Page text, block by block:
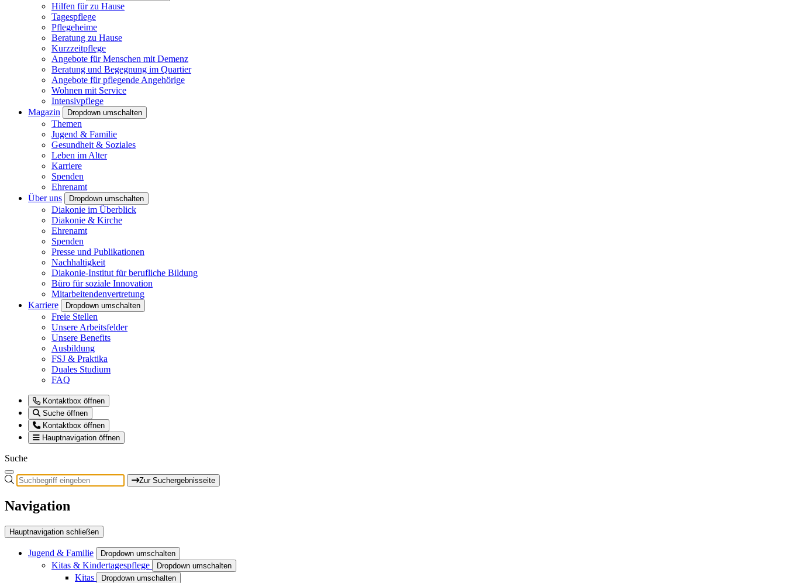
Hilfen für zu Hause
Tagespflege
Pflegeheime
Beratung zu Hause
Kurzzeitpflege
Angebote für Menschen mit Demenz
Beratung und Begegnung im Quartier
Angebote für pflegende Angehörige
Wohnen mit Service
Intensivpflege
Magazin
Dropdown umschalten
Themen
Jugend & Familie
Gesundheit & Soziales
Leben im Alter
Karriere
Spenden
Ehrenamt
Über uns
Dropdown umschalten
Diakonie im Überblick
Diakonie & Kirche
Ehrenamt
Spenden
Presse und Publikationen
Nachhaltigkeit
Diakonie-Institut für berufliche Bildung
Büro für soziale Innovation
Mitarbeitendenvertretung
Karriere
Dropdown umschalten
Freie Stellen
Unsere Arbeitsfelder
Unsere Benefits
Ausbildung
FSJ & Praktika
Duales Studium
FAQ
Kontaktbox öffnen
Suche öffnen
Kontaktbox öffnen
Hauptnavigation öffnen
Suche
Zur Suchergebnisseite
Navigation
Hauptnavigation schließen
Jugend & Familie Dropdown umschalten
Kitas & Kindertagespflege Dropdown umschalten
Kitas Dropdown umschalten